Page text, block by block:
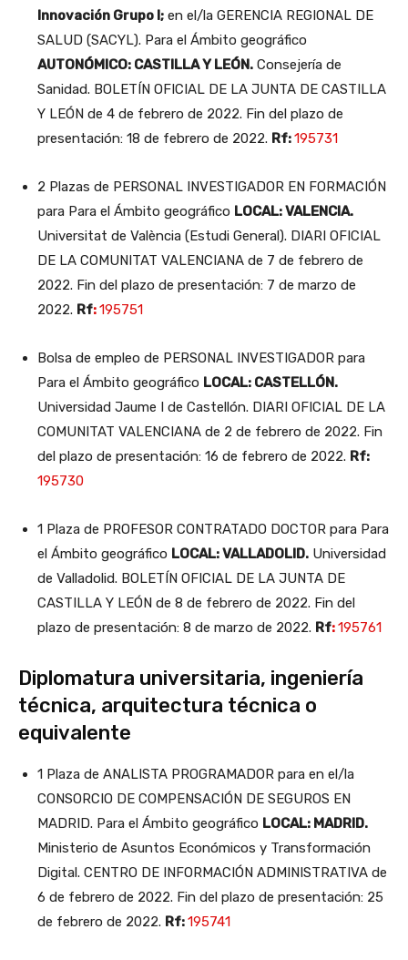
Innovación Grupo I; en el/la GERENCIA REGIONAL DE
SALUD (SACYL). Para el Ámbito geográfico
AUTONÓMICO: CASTILLA Y LEÓN. Consejería de
Sanidad. BOLETÍN OFICIAL DE LA JUNTA DE CASTILLA
Y LEÓN de 4 de febrero de 2022. Fin del plazo de
presentación: 18 de febrero de 2022. Rf:195731
2 Plazas de PERSONAL INVESTIGADOR EN FORMACIÓN
para Para el Ámbito geográfico LOCAL: VALENCIA.
Universitat de València (Estudi General). DIARI OFICIAL
DE LA COMUNITAT VALENCIANA de 7 de febrero de
2022. Fin del plazo de presentación: 7 de marzo de
2022. Rf:195751
Bolsa de empleo de PERSONAL INVESTIGADOR para
Para el Ámbito geográfico LOCAL: CASTELLÓN.
Universidad Jaume I de Castellón. DIARI OFICIAL DE LA
COMUNITAT VALENCIANA de 2 de febrero de 2022. Fin
del plazo de presentación: 16 de febrero de 2022. Rf:
195730
1 Plaza de PROFESOR CONTRATADO DOCTOR para Para
el Ámbito geográfico LOCAL: VALLADOLID. Universidad
de Valladolid. BOLETÍN OFICIAL DE LA JUNTA DE
CASTILLA Y LEÓN de 8 de febrero de 2022. Fin del
plazo de presentación: 8 de marzo de 2022. Rf:195761
Diplomatura universitaria, ingeniería
técnica, arquitectura técnica o
equivalente
1 Plaza de ANALISTA PROGRAMADOR para en el/la
CONSORCIO DE COMPENSACIÓN DE SEGUROS EN
MADRID. Para el Ámbito geográfico LOCAL: MADRID.
Ministerio de Asuntos Económicos y Transformación
Digital. CENTRO DE INFORMACIÓN ADMINISTRATIVA de
6 de febrero de 2022. Fin del plazo de presentación: 25
de febrero de 2022. Rf:195741